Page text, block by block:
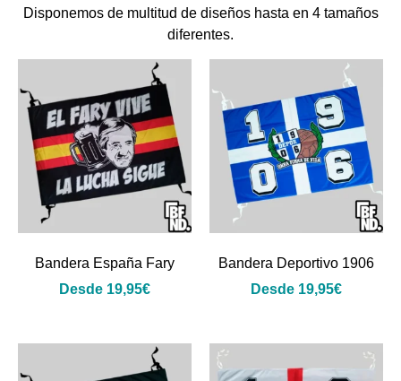
Disponemos de multitud de diseños hasta en 4 tamaños
diferentes.
Bandera España Fary
Desde 19,95€
Bandera Deportivo 1906
Desde 19,95€